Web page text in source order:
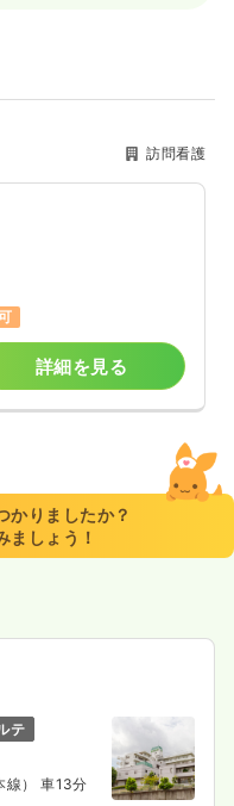
訪問看護
詳細を見る
かりましたか？
ましょう！
テ
線） 車13分